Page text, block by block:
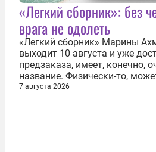
«Легкий сборник»: без
врага не одолеть
«Легкий сборник» Марины
выходит 10 августа и уже
предзаказа, имеет, конечно,
название. Физически-то,
относительно. Но
безотносительно тяжелый.
7 августа 2026